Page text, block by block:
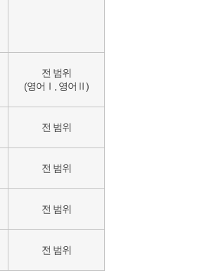
전 범위
(영어Ⅰ, 영어Ⅱ)
전 범위
전 범위
전 범위
전 범위